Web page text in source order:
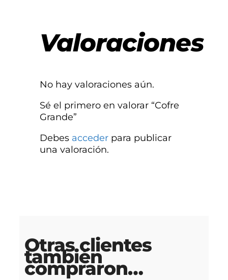
Valoraciones
No hay valoraciones aún.
Sé el primero en valorar “Cofre
Grande”
Debes acceder para publicar
una valoración.
Otras clientes
también
compraron…